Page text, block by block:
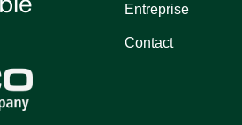
Entreprise
Contact